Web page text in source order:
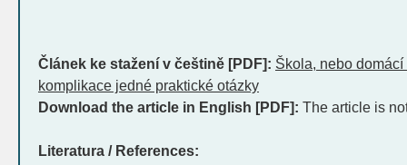
Článek ke stažení v češtině [PDF]: Škola, nebo
komplikace jedné praktické otázky
Download the article in English [PDF]: The article is
Literatura / References: